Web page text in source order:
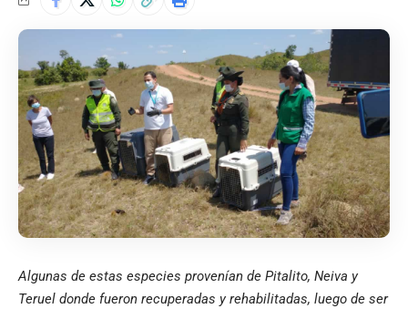
Algunas de estas especies provenían de Pitalito, Neiva y
Teruel donde fueron recuperadas y rehabilitadas, luego de ser